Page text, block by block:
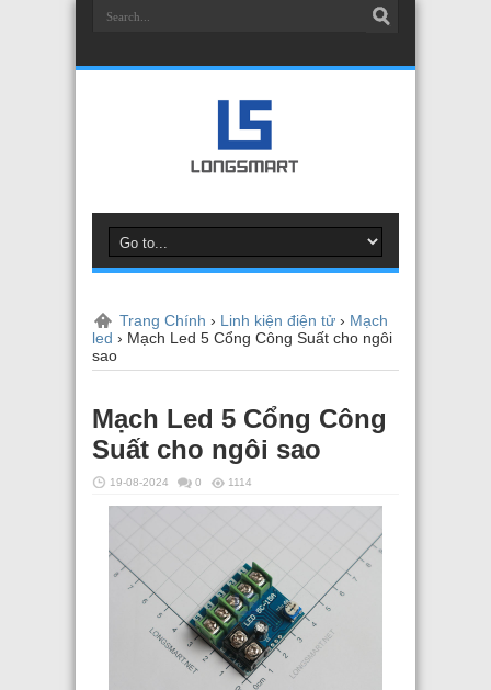
Trang Chính › Linh kiện điện tử › Mạch
led › Mạch Led 5 Cổng Công Suất cho ngôi
sao
Mạch Led 5 Cổng Công
Suất cho ngôi sao
19-08-2024 0 1114